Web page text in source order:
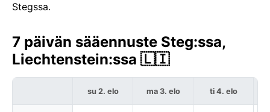
Stegssa.
7 päivän sääennuste Steg:ssa,
Liechtenstein:ssa 🇱🇮
su 2. elo ma 3. elo ti 4. elo